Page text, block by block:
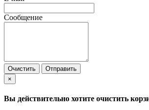
Сообщение
Очистить
Отправить
×
Вы действительно хотите очистить